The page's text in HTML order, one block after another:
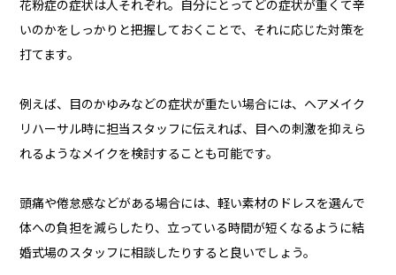
花粉症の症状は人それぞれ。自分にとってどの症状が重くて辛
いのかをしっかりと把握しておくことで、それに応じた対策を
打てます。
例えば、目のかゆみなどの症状が重たい場合には、ヘアメイク
リハーサル時に担当スタッフに伝えれば、目への刺激を抑えら
れるようなメイクを検討することも可能です。
頭痛や倦怠感などがある場合には、軽い素材のドレスを選んで
体への負担を減らしたり、立っている時間が短くなるように結
婚式場のスタッフに相談したりすると良いでしょう。